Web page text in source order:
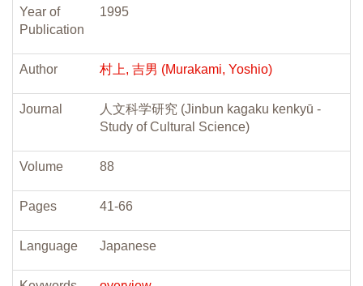
Year of
Publication
1995
Author 村上, 吉男 (Murakami, Yoshio)
Journal
人文科学研究 (Jinbun kagaku kenkyū -
Study of Cultural Science)
Volume 88
Pages 41-66
Language Japanese